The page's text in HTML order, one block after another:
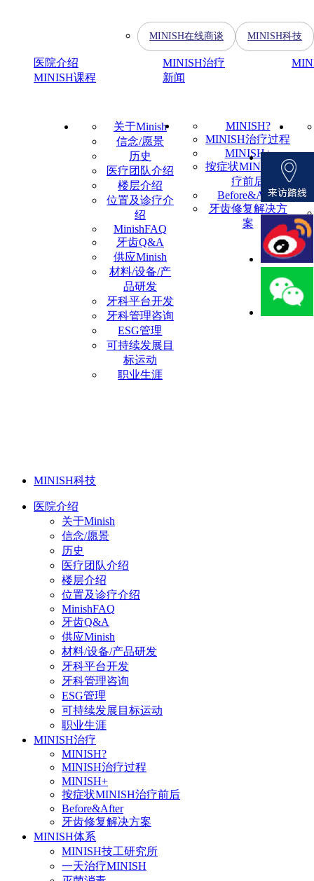
医院介绍 MINISH治疗
MINISH课程
新闻
MINISH在线商谈 MINISH科技
关于Minish
信念/愿景
历史
医疗团队介绍
楼层介绍
位置及诊疗介
绍
MinishFAQ
牙齿Q&A
供应Minish
材料/设备/产
品研发
牙科平台开发
牙科管理咨询
ESG管理
可持续发展目
标运动
职业生涯
MINISH?
MINISH治疗过程
MINISH+
按症状MINISH治
疗前后
Before&After
牙齿修复解决方
案
MINISH科技
医院介绍
关于Minish
信念/愿景
历史
医疗团队介绍
楼层介绍
位置及诊疗介绍
MinishFAQ
牙齿Q&A
供应Minish
材料/设备/产品研发
牙科平台开发
牙科管理咨询
ESG管理
可持续发展目标运动
职业生涯
MINISH治疗
MINISH?
MINISH治疗过程
MINISH+
按症状MINISH治疗前后
Before&After
牙齿修复解决方案
MINISH体系
MINISH技工研究所
一天治疗MINISH